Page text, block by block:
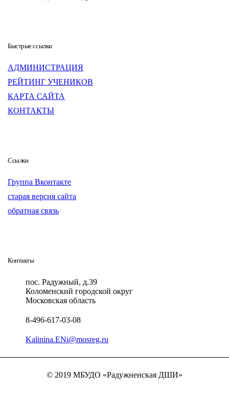
Быстрые ссылки
АДМИНИСТРАЦИЯ
РЕЙТИНГ УЧЕНИКОВ
КАРТА САЙТА
КОНТАКТЫ
Ссылки
Группа Вконтакте
старая версия сайта
обратная связь
Контакты
пос. Радужный, д.39
Коломенский городской округ
Московская область
8-496-617-03-08
Kalinina.ENi@mosreg.ru
© 2019 МБУДО «Радужненская ДШИ»